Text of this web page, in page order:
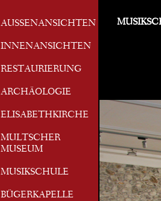
AUSSENANSICHTEN
INNENANSICHTEN
RESTAURIERUNG
ARCHÄOLOGIE
ELISABETHKIRCHE
MULTSCHER
MUSEUM
MUSIKSCHULE
BÜGERKAPELLE